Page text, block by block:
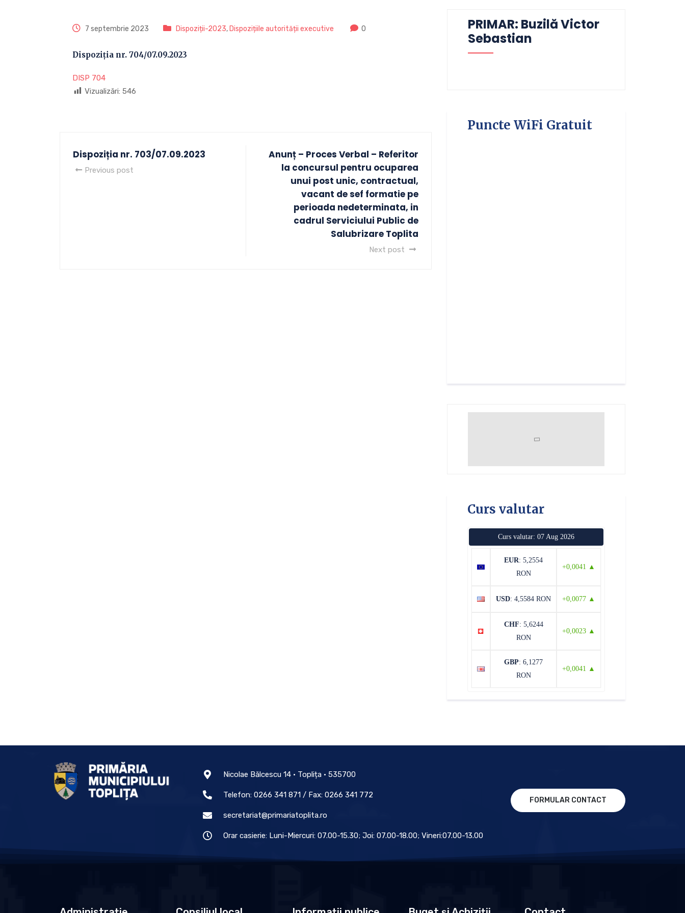
7 septembrie 2023 Dispoziții-2023, Dispozițiile autorității executive 0
Dispoziția nr. 704/07.09.2023
DISP 704
Vizualizări: 546
Dispoziția nr. 703/07.09.2023
Previous post
Anunț – Proces Verbal – Referitor
la concursul pentru ocuparea
unui post unic, contractual,
vacant de sef formatie pe
perioada nedeterminata, in
cadrul Serviciului Public de
Salubrizare Toplita
Next post
PRIMAR: Buzilă Victor
Sebastian
Puncte WiFi Gratuit
Curs valutar
Curs valutar: 07 Aug 2026
EUR: 5,2554
RON
+0,0041 ▲
USD: 4,5584 RON +0,0077 ▲
CHF: 5,6244
RON
+0,0023 ▲
GBP: 6,1277
RON
+0,0041 ▲
Nicolae Bălcescu 14 • Toplița • 535700
Telefon: 0266 341 871 / Fax: 0266 341 772
secretariat@primariatoplita.ro
Orar casierie: Luni-Miercuri: 07.00-15.30; Joi: 07.00-18.00; Vineri:07.00-13.00
FORMULAR CONTACT